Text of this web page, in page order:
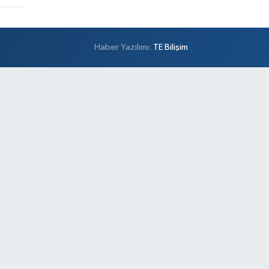
Haber Yazılımı: TE Bilişim